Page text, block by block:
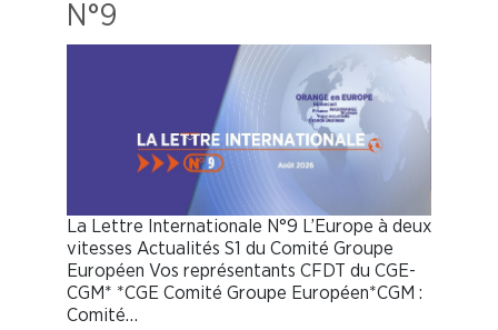
N°9
La Lettre Internationale N°9 L’Europe à deux
vitesses Actualités S1 du Comité Groupe
Européen Vos représentants CFDT du CGE-
CGM* *CGE Comité Groupe Européen*CGM :
Comité…